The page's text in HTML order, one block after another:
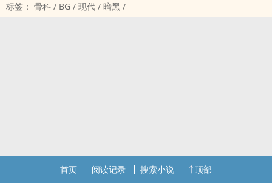
标签： 骨科 / BG / 现代 / 暗黑 /
首页 阅读记录 搜索小说 顶部